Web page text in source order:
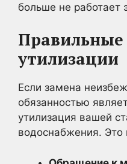
больше не работает
утилизации
Если замена
обязанностью
утилизация вашей
водоснабжения. Это